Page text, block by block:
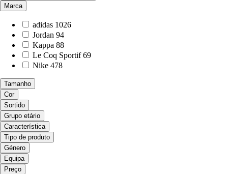
Marca
adidas 1026
Jordan 94
Kappa 88
Le Coq Sportif 69
Nike 478
Tamanho
Cor
Sortido
Grupo etário
Característica
Tipo de produto
Género
Equipa
Preço